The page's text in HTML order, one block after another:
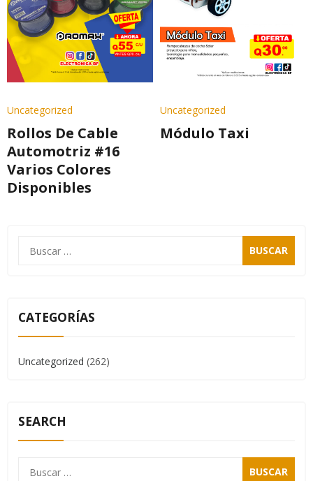
Uncategorized
Rollos De Cable
Automotriz #16
Varios Colores
Disponibles
Uncategorized
Módulo Taxi
CATEGORÍAS
Uncategorized (262)
SEARCH